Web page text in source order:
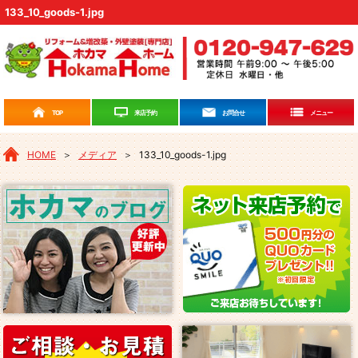
133_10_goods-1.jpg
TOP 来店予約 お問合せ メニュー
HOME ＞ メディア ＞ 133_10_goods-1.jpg